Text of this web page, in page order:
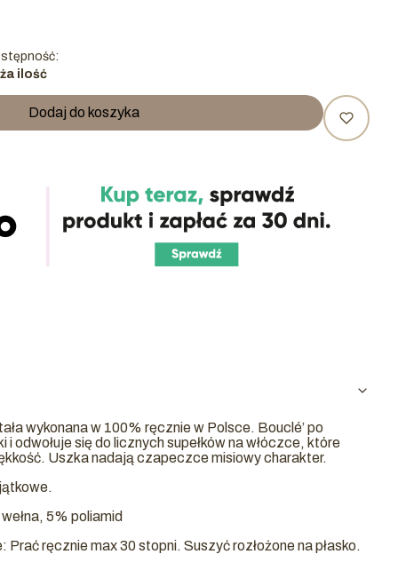
ilość
Dodaj do koszyka
wykonana w 100% ręcznie w Polsce. Bouclé’ po
odwołuje się do licznych supełków na włóczce, które
Uszka nadają czapeczce misiowy charakter.
5% poliamid
ręcznie max 30 stopni. Suszyć rozłożone na płasko.